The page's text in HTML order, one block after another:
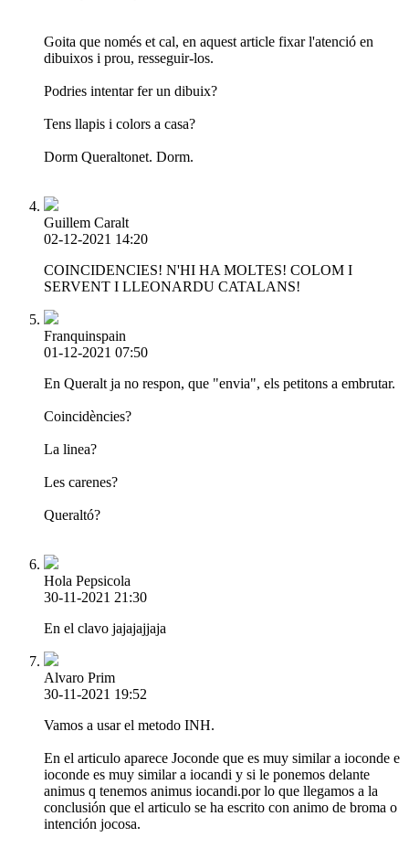
Goita que només et cal, en aquest article fixar l'atenció en
dibuixos i prou, resseguir-los.
Podries intentar fer un dibuix?
Tens llapis i colors a casa?
Dorm Queraltonet. Dorm.
Guillem Caralt
02-12-2021 14:20
COINCIDENCIES! N'HI HA MOLTES! COLOM I
SERVENT I LLEONARDU CATALANS!
Franquinspain
01-12-2021 07:50
En Queralt ja no respon, que "envia", els petitons a embrutar.
Coincidències?
La linea?
Les carenes?
Queraltó?
Hola Pepsicola
30-11-2021 21:30
En el clavo jajajajjaja
Alvaro Prim
30-11-2021 19:52
Vamos a usar el metodo INH.
En el articulo aparece Joconde que es muy similar a ioconde e
ioconde es muy similar a iocandi y si le ponemos delante
animus q tenemos animus iocandi.por lo que llegamos a la
conclusión que el articulo se ha escrito con animo de broma o
intención jocosa.